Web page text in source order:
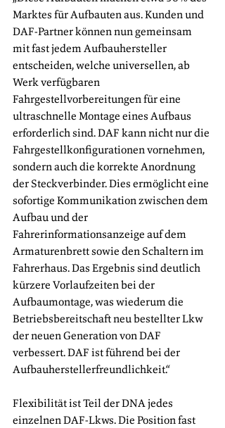
Marktes für Aufbauten aus. Kunden und
DAF-Partner können nun gemeinsam
mit fast jedem Aufbauhersteller
entscheiden, welche universellen, ab
Werk verfügbaren
Fahrgestellvorbereitungen für eine
ultraschnelle Montage eines Aufbaus
erforderlich sind. DAF kann nicht nur die
Fahrgestellkonfigurationen vornehmen,
sondern auch die korrekte Anordnung
der Steckverbinder. Dies ermöglicht eine
sofortige Kommunikation zwischen dem
Aufbau und der
Fahrerinformationsanzeige auf dem
Armaturenbrett sowie den Schaltern im
Fahrerhaus. Das Ergebnis sind deutlich
kürzere Vorlaufzeiten bei der
Aufbaumontage, was wiederum die
Betriebsbereitschaft neu bestellter Lkw
der neuen Generation von DAF
verbessert. DAF ist führend bei der
Aufbauherstellerfreundlichkeit.“
Flexibilität ist Teil der DNA jedes
einzelnen DAF-Lkws. Die Position fast